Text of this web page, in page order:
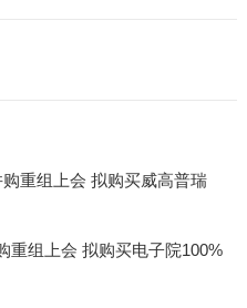
重组上会 拟购买威高普瑞
重组上会 拟购买电子院100%